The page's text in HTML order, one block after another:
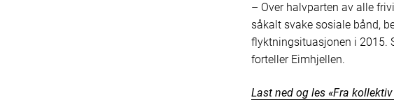
– Over halvparten av alle
såkalt svake sosiale bånd,
flyktningsituasjonen i 2015.
forteller Eimhjellen.
Last ned og les «Fra